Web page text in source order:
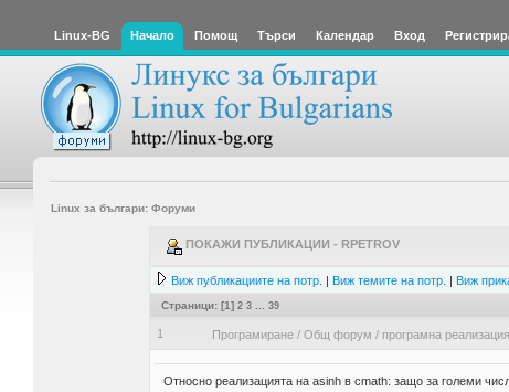
Linux-BG Начало Помощ Търси Календар Вход
Linux за българи: Форуми
ПОКАЖИ ПУБЛИКАЦИИ - RPETROV
Виж публикациите на потр. | Виж темите на потр. | Виж
Страници: [1] 2 3 39
1 Програмиране / Общ форум / програмна
Относно реализацията на asinh в cmath: защо за големи